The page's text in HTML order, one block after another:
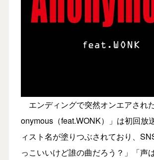
エンディングで突然オンエアされ
onymous（feat.WONK）」は初回放
ィスト名が塗りつぶされており、
っこいいけど誰の曲だろう？」「声